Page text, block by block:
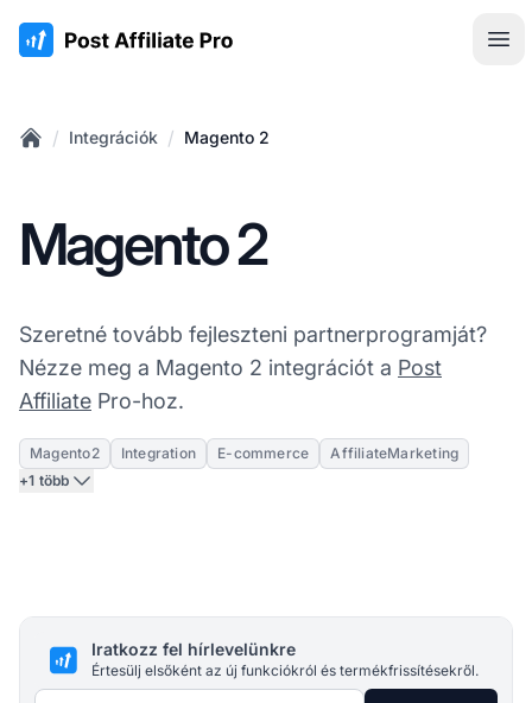
:site.title
/ Integrációk / Magento 2
Magento 2
Szeretné tovább fejleszteni partnerprogramját?
Nézze meg a Magento 2 integrációt a Post
Affiliate Pro-hoz.
Magento2 Integration E-commerce
AffiliateMarketing
+1 több
Iratkozz fel hírlevelünkre
Értesülj elsőként az új funkciókról és termékfrissítésekről.